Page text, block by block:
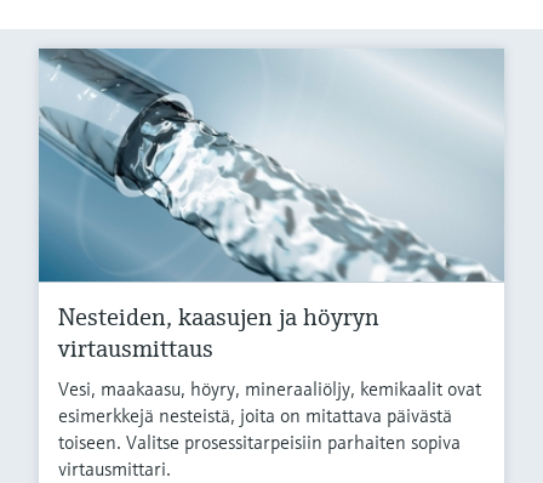
Nesteiden, kaasujen ja höyryn
virtausmittaus
Vesi, maakaasu, höyry, mineraaliöljy, kemikaalit ovat
esimerkkejä nesteistä, joita on mitattava päivästä
toiseen. Valitse prosessitarpeisiin parhaiten sopiva
virtausmittari.